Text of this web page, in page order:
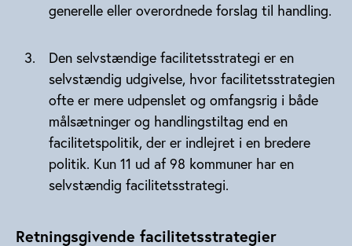
generelle eller overordnede forslag til handling.
Den selvstændige facilitetsstrategi er en
selvstændig udgivelse, hvor facilitetsstrategien
ofte er mere udpenslet og omfangsrig i både
målsætninger og handlingstiltag end en
facilitetspolitik, der er indlejret i en bredere
politik. Kun 11 ud af 98 kommuner har en
selvstændig facilitetsstrategi.
Retningsgivende facilitetsstrategier